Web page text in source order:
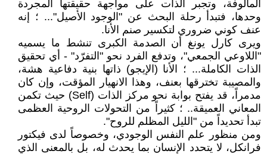
المألوفة، وتجبر الذات على مواجهة حقيقتها المجردة
وحدها، فتبدأ رحلة البحث عن "الوجود الأصيل"... ؛ إنه
عنف كوني ضروري لتكسير صنم الأنا.
ويرى كارل يونغ أن الصدمة الكبرى تنشط ما يسميه
"اللاوعي الجمعي"، وتدفع الفرد نحو "التفرّد" - أي تحقيق
الذات الكاملة... ؛ الأنا (الإيجو) ذاتها بنية دفاعية هشة،
والمصيبة تخترقها بعنف، وهذا الانهيار المؤقت، وإن كان
مدمراً، قد يفتح بوابة نحو مركز الذات (Self) حيث تكمن
المعاني العميقة.. ؛ كثيراً من التحولات الروحية العظمى
تبدأ تحديداً من "الليل المظلم للروح".
ومن منظور علم النفس الوجودي، وخصوصاً لدى فيكتور
فرانكل، لا يتحدد الإنسان بما يحدث له، بل بالمعنى الذي